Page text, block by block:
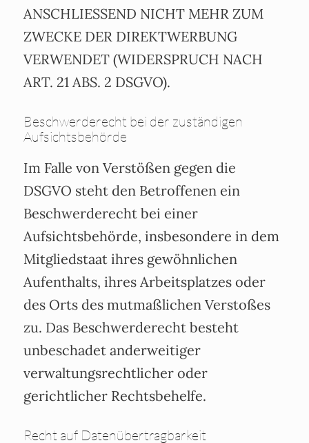
ANSCHLIESSEND NICHT MEHR ZUM
ZWECKE DER DIREKTWERBUNG
VERWENDET (WIDERSPRUCH NACH
ART. 21 ABS. 2 DSGVO).
Beschwerde­recht bei der zuständigen
Aufsichts­behörde
Im Falle von Verstößen gegen die
DSGVO steht den Betroffenen ein
Beschwerderecht bei einer
Aufsichtsbehörde, insbesondere in dem
Mitgliedstaat ihres gewöhnlichen
Aufenthalts, ihres Arbeitsplatzes oder
des Orts des mutmaßlichen Verstoßes
zu. Das Beschwerderecht besteht
unbeschadet anderweitiger
verwaltungsrechtlicher oder
gerichtlicher Rechtsbehelfe.
Recht auf Daten­übertrag­barkeit